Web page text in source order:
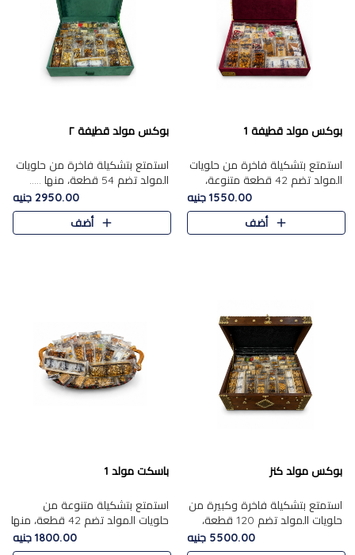
بوكس مولد قطيفة 1
استمتع بتشكيلة فاخرة من حلويات
المولد تضم 42 قطعة متنوعة،
1550.00 جنيه
أضف
بوكس مولد قطيفة ٢
استمتع بتشكيلة فاخرة من حلويات
المولد تضم 54 قطعة، منها .....
2950.00 جنيه
أضف
بوكس مولد كنز
استمتع بتشكيلة فاخرة وكبيرة من
حلويات المولد تضم 120 قطعة،
5500.00 جنيه
باسكت مولد 1
استمتع بتشكيلة متنوعة من
حلويات المولد تضم 42 قطعة، منها
علي بابا بالمكسرات و،.....1800.00 جنيه